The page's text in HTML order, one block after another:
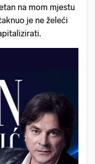
na mom mjestu
je ne želeći